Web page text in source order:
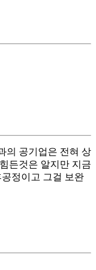
의 공기업은 전혀 상
든것은 알지만 지금
정이고 그걸 보완